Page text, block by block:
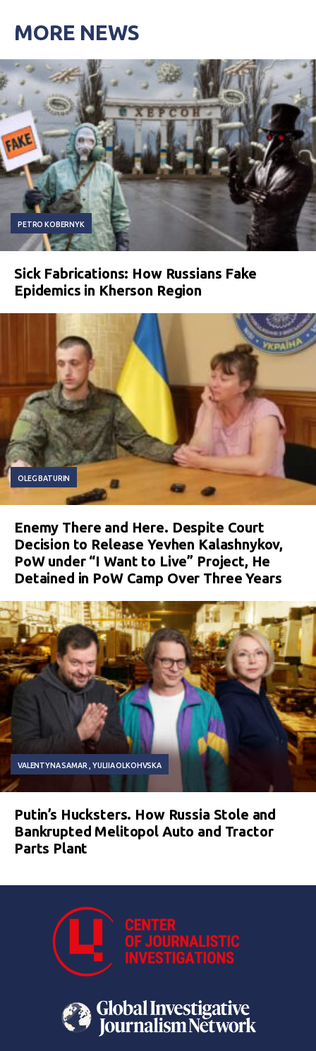
MORE NEWS
PETRO KOBERNYK
Sick Fabrications: How Russians Fake
Epidemics in Kherson Region
OLEG BATURIN
Enemy There and Here. Despite Court
Decision to Release Yevhen Kalashnykov,
PoW under “I Want to Live” Project, He
Detained in PoW Camp Over Three Years
VALENTYNA SAMAR YULIIA OLKOHVSKA
Putin’s Hucksters. How Russia Stole and
Bankrupted Melitopol Auto and Tractor
Parts Plant